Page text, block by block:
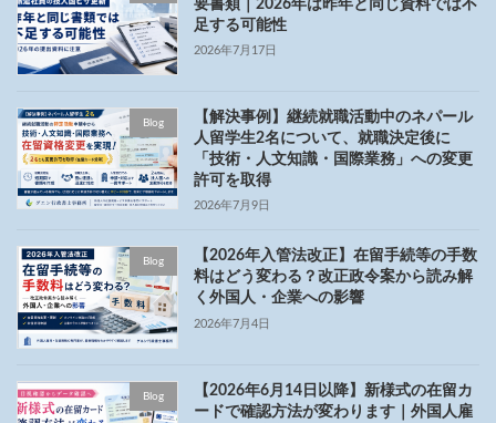
要書類｜2026年は昨年と同じ資料では不
足する可能性
2026年7月17日
Blog
【解決事例】継続就職活動中のネパール
人留学生2名について、就職決定後に
「技術・人文知識・国際業務」への変更
許可を取得
2026年7月9日
Blog
【2026年入管法改正】在留手続等の手数
料はどう変わる？改正政令案から読み解
く外国人・企業への影響
2026年7月4日
Blog
【2026年6月14日以降】新様式の在留カ
ードで確認方法が変わります｜外国人雇